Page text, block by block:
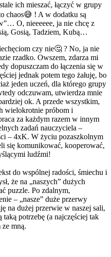
ich mieszać, łączyć w grupy
chaos😅 ! A w dodatku są
O, nieeeeee, ja nie chcę z
Gosią, Tadziem, Kubą…
czy nie🤔 ? No, ja nie
rzadko. Owszem, zdarza mi
dopuszczam do łączenia się w
jednak potem tego żałuję, bo
jeden uczeń, dla którego grupy
odczuwam, utwierdza mnie
ok. A przede wszystkim,
wielokrotnie próbom i
za każdym razem w innym
zadań nauczyciela –
– 4xK. W życiu pozaszkolnym
się komunikować, kooperować,
ludźmi!
do wspólnej radości, śmiechu i
że na „naszych” dużych
puzzle. Po zdalnym,
– „nasze” duże przerwy
na dużej przerwie w naszej sali,
potrzebę (a najczęściej tak
mną.